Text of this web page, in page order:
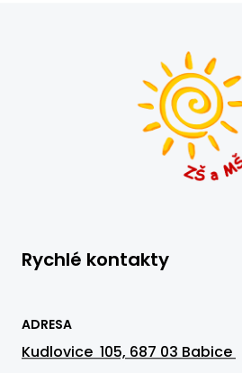
Rychlé kontakty
ADRESA
Kudlovice 105, 687 03 Babice